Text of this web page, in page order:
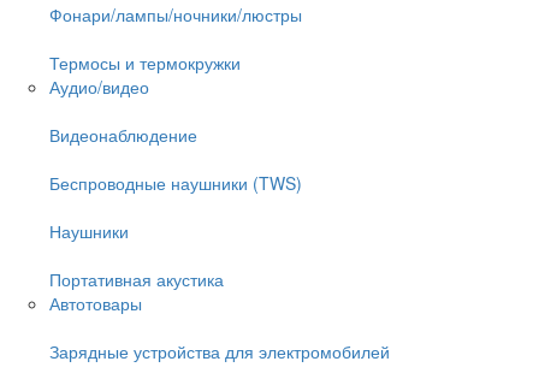
Фонари/лампы/ночники/люстры
Термосы и термокружки
Аудио/видео
Видеонаблюдение
Беспроводные наушники (TWS)
Наушники
Портативная акустика
Автотовары
Зарядные устройства для электромобилей